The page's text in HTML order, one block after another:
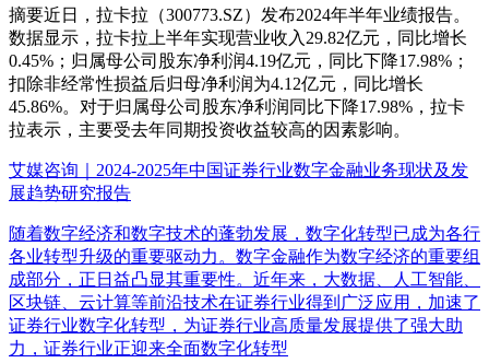
摘要近日，拉卡拉（300773.SZ）发布2024年半年业绩报告。
数据显示，拉卡拉上半年实现营业收入29.82亿元，同比增长
0.45%；归属母公司股东净利润4.19亿元，同比下降17.98%；
扣除非经常性损益后归母净利润为4.12亿元，同比增长
45.86%。对于归属母公司股东净利润同比下降17.98%，拉卡
拉表示，主要受去年同期投资收益较高的因素影响。
艾媒咨询｜2024-2025年中国证券行业数字金融业务现状及发
展趋势研究报告
随着数字经济和数字技术的蓬勃发展，数字化转型已成为各行
各业转型升级的重要驱动力。数字金融作为数字经济的重要组
成部分，正日益凸显其重要性。近年来，大数据、人工智能、
区块链、云计算等前沿技术在证券行业得到广泛应用，加速了
证券行业数字化转型，为证券行业高质量发展提供了强大助
力，证券行业正迎来全面数字化转型